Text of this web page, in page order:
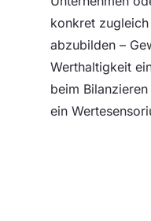
konkret
abzubilden –
Werthaltigkeit
beim
ein